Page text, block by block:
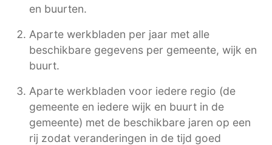
en buurten.
Aparte werkbladen per jaar met alle
beschikbare gegevens per gemeente, wijk en
buurt.
Aparte werkbladen voor iedere regio (de
gemeente en iedere wijk en buurt in de
gemeente) met de beschikbare jaren op een
rij zodat veranderingen in de tijd goed